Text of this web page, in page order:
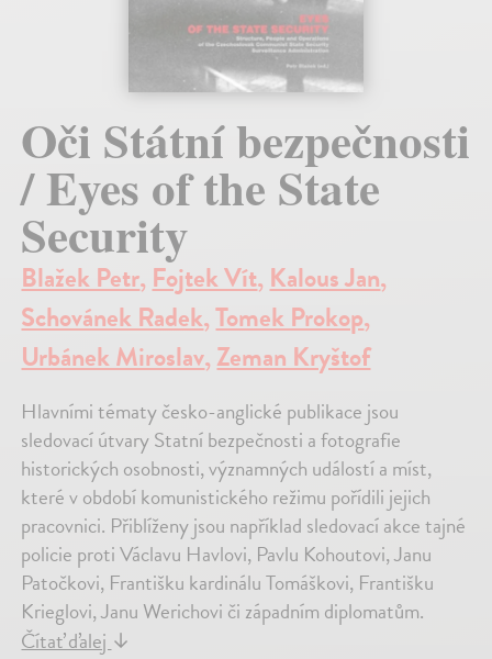
Oči Státní bezpečnosti
/ Eyes of the State
Security
Blažek Petr, Fojtek Vít, Kalous Jan,
Schovánek Radek,Tomek Prokop,
Urbánek Miroslav,Zeman Kryštof
Hlavními tématy česko-anglické publikace jsou
sledovací útvary Statní bezpečnosti a fotografie
historických osobnosti, významných událostí a míst,
které v období komunistického režimu pořídili jejich
pracovnici. Přiblíženy jsou například sledovací akce tajné
policie proti Václavu Havlovi, Pavlu Kohoutovi, Janu
Patočkovi, Františku kardinálu Tomáškovi, Františku
Krieglovi, Janu Werichovi či západním diplomatům.
Čítať ďalej↓